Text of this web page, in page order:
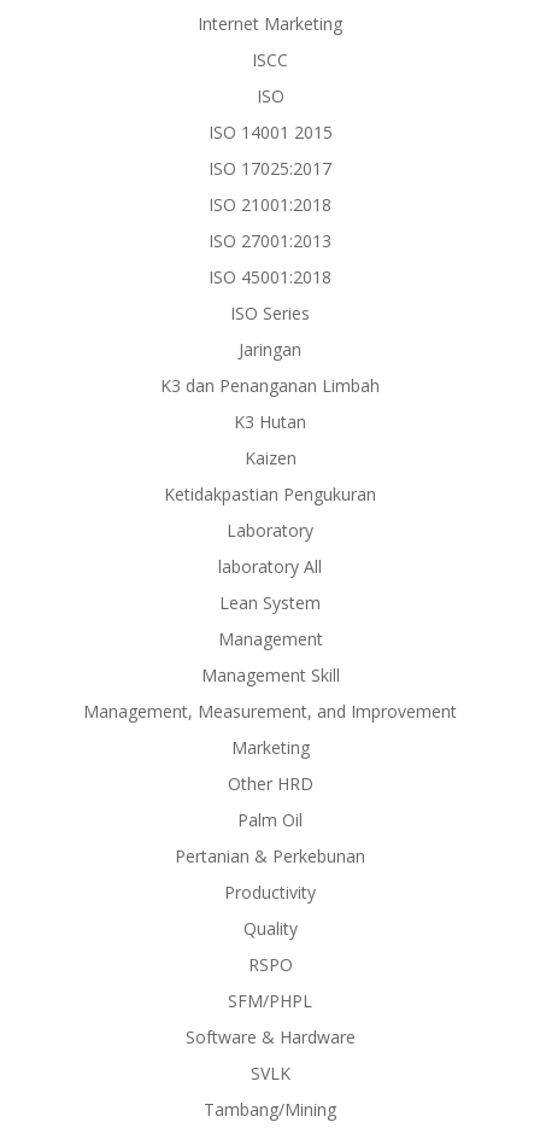
Internet Marketing
ISCC
ISO
ISO 14001 2015
ISO 17025:2017
ISO 21001:2018
ISO 27001:2013
ISO 45001:2018
ISO Series
Jaringan
K3 dan Penanganan Limbah
K3 Hutan
Kaizen
Ketidakpastian Pengukuran
Laboratory
laboratory All
Lean System
Management
Management Skill
Management, Measurement, and Improvement
Marketing
Other HRD
Palm Oil
Pertanian & Perkebunan
Productivity
Quality
RSPO
SFM/PHPL
Software & Hardware
SVLK
Tambang/Mining